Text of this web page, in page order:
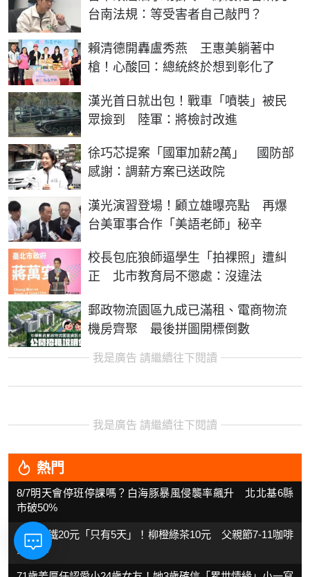
台南法規：等受害者自己敲門？
賴清德開轟盧秀燕 王惠美躺著中
槍！心酸回：總統終於想到彰化了
漢光首日就出包！戰車「噴裝」被民
眾撿到 陸軍：將檢討改進
徐巧芯提案「國軍加薪2萬」 國防部
感謝：調薪方案已送政院
漢光演習登場！顧立雄曝亮點 再爆
台美軍事合作「美語老師」秘辛
校長包庇狼師逼學生「拍裸照」遭糾
正 北市教育局不懲處：沒違法
郵政物流園區九成已滿租、電商物流
機房齊聚 最後拼圖開標倒數
我是廣告 請繼續往下閱讀
我是廣告 請繼續往下閱讀
熱門
8/7明天會停班停課嗎？白海豚暴風侵襲率飆升 北北基6縣
市破50%
全家拿鐵20元「只有5天」！柳橙綠茶10元 父親節7-11咖啡
買2送2